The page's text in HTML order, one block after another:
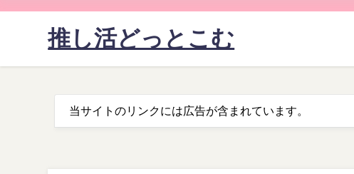
推し活どっとこむ
当サイトのリンクには広告が含まれています。